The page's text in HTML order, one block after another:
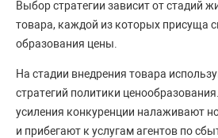
Выбор стратегии зависит от стадий
товара, каждой из которых присуща
образования цены.
На стадии внедрения товара
стратегий политики
усиления конкуренции налаживают
и прибегают к услугам агентов по